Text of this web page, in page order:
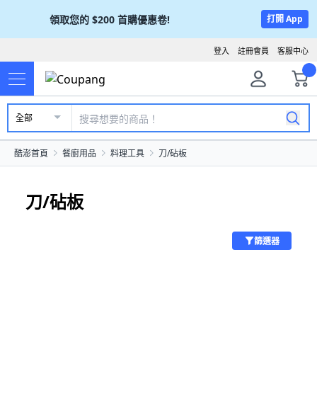
領取您的 $200 首購優惠卷! 打開 App
客服中心
註冊會員
登入
全部
酷澎首頁 餐廚用品 料理工具 刀/砧板
刀/砧板
篩選器